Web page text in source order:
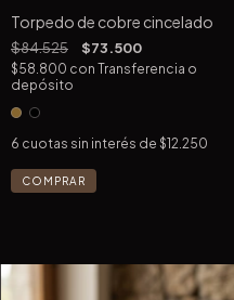
Torpedo de cobre cincelado
$84.525 $73.500
$58.800 con Transferencia o
depósito
6 cuotas sin interés de $12.250
COMPRAR